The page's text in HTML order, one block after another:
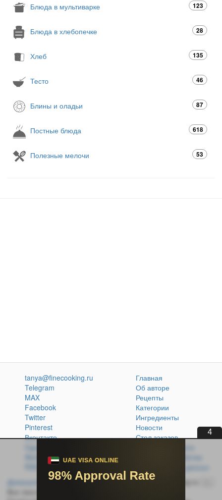
Блюда в мультиварке 123
Блюда в хлебопечке 28
Хлеб 135
Тесто 46
Блины и оладьи 87
Постные блюда 618
Полезные мелочи 53
3
tanya@finecooking.ru
Telegram
MAX
Facebook
Twitter
Pinterest
Вконтакте
Одноклассники
Главная
Об авторе
Рецепты
Категории
Ингредиенты
Новости
Стол заказов
Кулинарная книга
Политика обработки
персональных данных
Домашняя кухня без проблем© 2014-2026 FineCooking.ru
Все тексты и фотографии, опубликованные на сайте